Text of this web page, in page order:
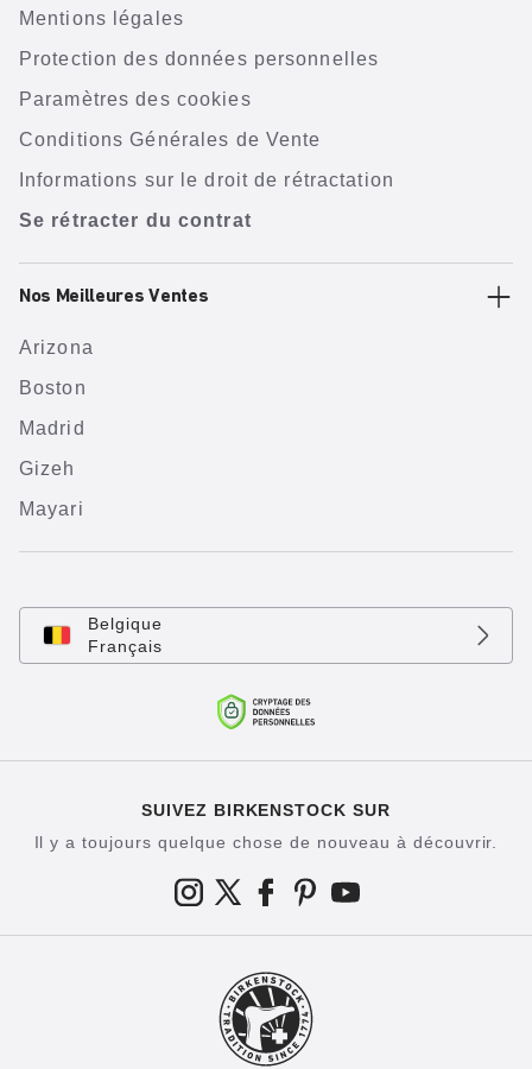
Mentions légales
Protection des données personnelles
Paramètres des cookies
Conditions Générales de Vente
Informations sur le droit de rétractation
Se rétracter du contrat
Nos Meilleures Ventes
Arizona
Boston
Madrid
Gizeh
Mayari
Belgique
Français
SUIVEZ BIRKENSTOCK SUR
Il y a toujours quelque chose de nouveau à découvrir.